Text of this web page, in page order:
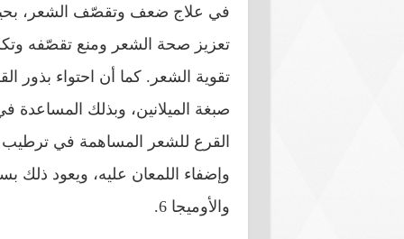
في علاج ضعف وتقصّف الشعر، بحيث
تعزيز صحة الشعر ومنع تقصّفه
تقوية الشعر. كما أن احتواء
صبغة الميلانين، وبذلك
القرع للشعر المساهمة في ترطيب
والأوميجا 6.